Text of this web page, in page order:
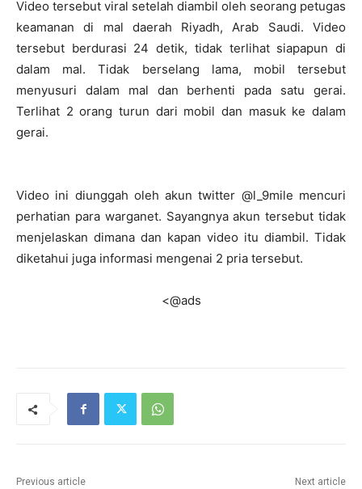
Video tersebut viral setelah diambil oleh seorang petugas
keamanan di mal daerah Riyadh, Arab Saudi. Video
tersebut berdurasi 24 detik, tidak terlihat siapapun di
dalam mal. Tidak berselang lama, mobil tersebut
menyusuri dalam mal dan berhenti pada satu gerai.
Terlihat 2 orang turun dari mobil dan masuk ke dalam
gerai.
Video ini diunggah oleh akun twitter @l_9mile mencuri
perhatian para warganet. Sayangnya akun tersebut tidak
menjelaskan dimana dan kapan video itu diambil. Tidak
diketahui juga informasi mengenai 2 pria tersebut.
<@ads
Previous article Next article